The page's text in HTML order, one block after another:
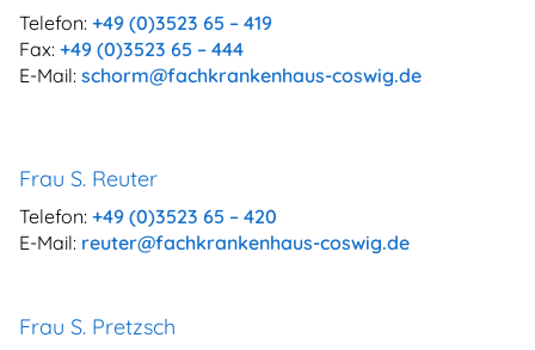
Telefon: +49 (0)3523 65 – 419
Fax: +49 (0)3523 65 – 444
E-Mail: schorm@fachkrankenhaus-coswig.de
Frau S. Reuter
Telefon: +49 (0)3523 65 – 420
E-Mail: reuter@fachkrankenhaus-coswig.de
Frau S. Pretzsch